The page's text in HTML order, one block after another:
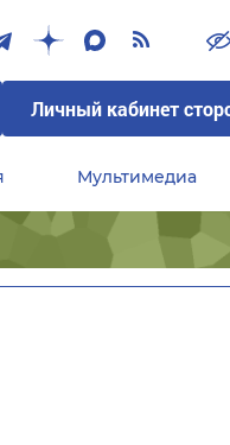
Личный кабинет
Мультимедиа